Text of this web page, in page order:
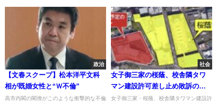
政治
【文春スクープ】松本洋平文科
相が既婚女性と“Ｗ不倫”
高市内閣の閣僚がこのような衝撃的な不倫
社会
女子御三家の桜蔭、校舎隣タワ
マン建設許可差し止め敗訴の判
決 生徒のぞき見主張も「恐れ
女子御三家・桜蔭、校舎隣タワマン建設許